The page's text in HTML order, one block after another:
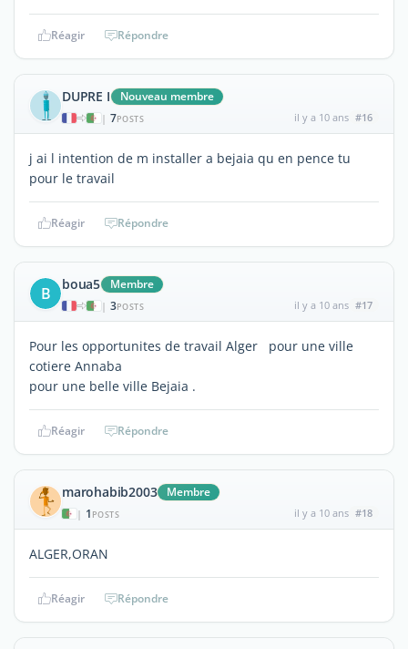
Réagir Répondre
DUPRE I Nouveau membre
| 7POSTS il y a 10 ans #16
j ai l intention de m installer a bejaia qu en pence tu
pour le travail
Réagir Répondre
B boua5 Membre
| 3POSTS il y a 10 ans #17
Pour les opportunites de travail Alger pour une ville
cotiere Annaba
pour une belle ville Bejaia .
Réagir Répondre
marohabib2003 Membre
| 1 POSTS il y a 10 ans #18
ALGER,ORAN
Réagir Répondre